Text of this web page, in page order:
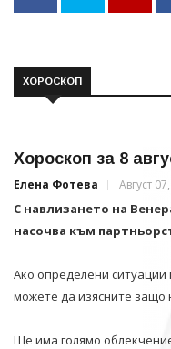
ХОРОСКОП
Хороскоп за 8
Елена Фотева Август
С навлизането на
насочва към
Ако определени ситуации
можете да изясните защо
Ще има голямо